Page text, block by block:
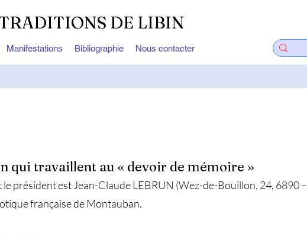
DE LIBIN
Manifestations Bibliographie Nous contacter
qui travaillent au « devoir de mémoire »
président est Jean-Claude LEBRUN (Wez-de-Bouillon, 24, 6890 –
française de Montauban.